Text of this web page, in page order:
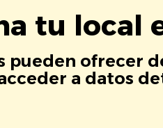
tu local
pueden ofrecer
a datos